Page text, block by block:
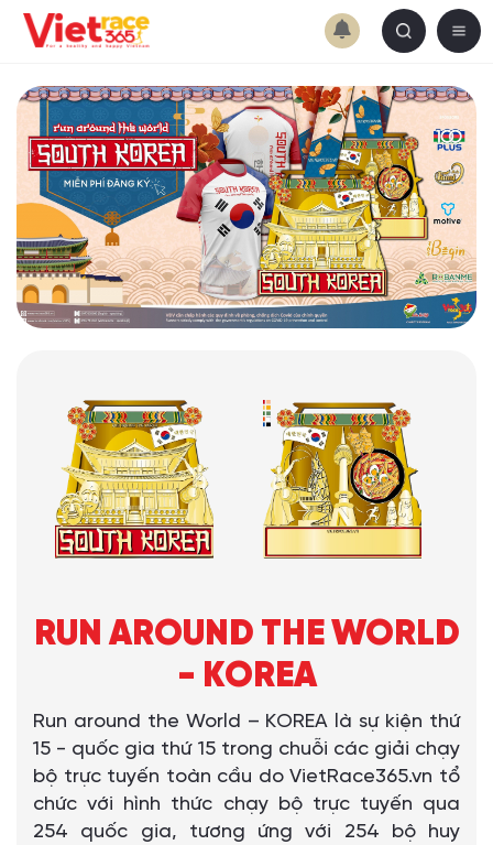
RUN AROUND THE WORLD
- KOREA
Run around the World – KOREA là sự kiện thứ
15 - quốc gia thứ 15 trong chuỗi các giải chạy
bộ trực tuyến toàn cầu do VietRace365.vn tổ
chức với hình thức chạy bộ trực tuyến qua
254 quốc gia, tương ứng với 254 bộ huy